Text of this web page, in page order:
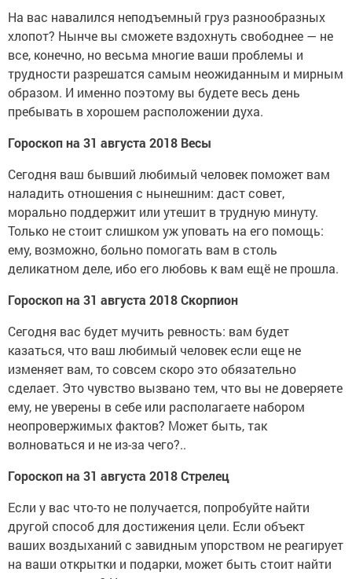
На вас навалился неподъемный груз разнообразных
хлопот? Нынче вы сможете вздохнуть свободнее — не
все, конечно, но весьма многие ваши проблемы и
трудности разрешатся самым неожиданным и мирным
образом. И именно поэтому вы будете весь день
пребывать в хорошем расположении духа.
Гороскоп на 31 августа 2018 Весы
Сегодня ваш бывший любимый человек поможет вам
наладить отношения с нынешним: даст совет,
морально поддержит или утешит в трудную минуту.
Только не стоит слишком уж уповать на его помощь:
ему, возможно, больно помогать вам в столь
деликатном деле, ибо его любовь к вам ещё не прошла.
Гороскоп на 31 августа 2018 Скорпион
Сегодня вас будет мучить ревность: вам будет
казаться, что ваш любимый человек если еще не
изменяет вам, то совсем скоро это обязательно
сделает. Это чувство вызвано тем, что вы не доверяете
ему, не уверены в себе или располагаете набором
неопровержимых фактов? Может быть, так
волноваться и не из-за чего?..
Гороскоп на 31 августа 2018 Стрелец
Если у вас что-то не получается, попробуйте найти
другой способ для достижения цели. Если объект
ваших воздыханий с завидным упорством не реагирует
на ваши открытки и подарки, может быть стоит найти